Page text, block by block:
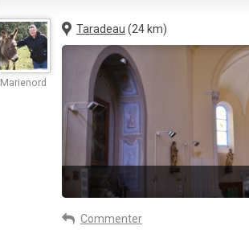
Marienord
Taradeau (24 km)
Commenter